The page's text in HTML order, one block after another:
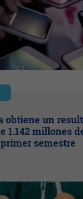
obtiene un
1.142 millones
primer semestre